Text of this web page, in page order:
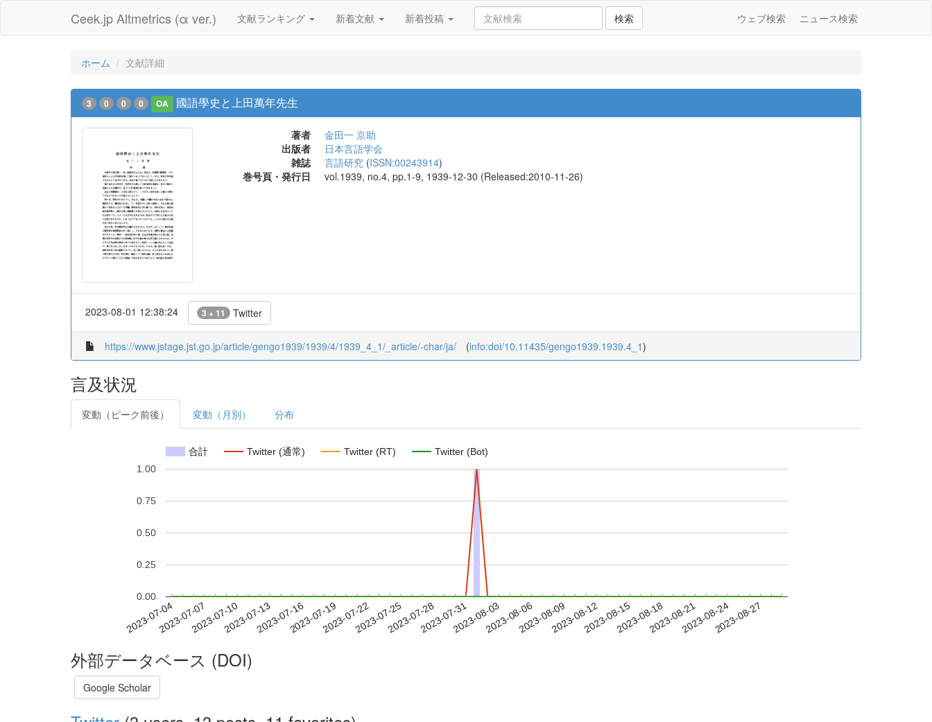
Ceek.jp Altmetrics (α ver.) 文献ランキング 新着文献 新着投稿 検索 ウェブ検索 ニュース検索
ホーム 文献詳細
3 0 0 0 OA 國語學史と上田萬年先生
著者
金田一 京助
出版者
日本言語学会
雑誌
言語研究 (ISSN:00243914)
巻号頁・発行日
vol.1939, no.4, pp.1-9, 1939-12-30 (Released:2010-11-26)
2023-08-01 12:38:24 3 + 11 Twitter
https://www.jstage.jst.go.jp/article/gengo1939/1939/4/1939_4_1/_article/-char/ja/ (info:doi/10.11435/gengo1939.1939.4_1)
言及状況
変動（ピーク前後） 変動（月別） 分布
合計 Twitter (通常) Twitter (RT) Twitter (Bot)
2023-07-042023-07-072023-07-102023-07-132023-07-162023-07-192023-07-222023-07-252023-07-282023-07-312023-08-032023-08-062023-08-092023-08-122023-08-152023-08-182023-08-212023-08-242023-08-27
0.00
0.25
0.50
0.75
1.00
外部データベース (DOI)
Google Scholar